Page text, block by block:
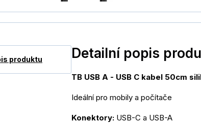
produktu Detailní popis
TB USB A - USB C kabel 50cm
Ideální pro mobily a počítače
Konektory: USB-C a USB-A